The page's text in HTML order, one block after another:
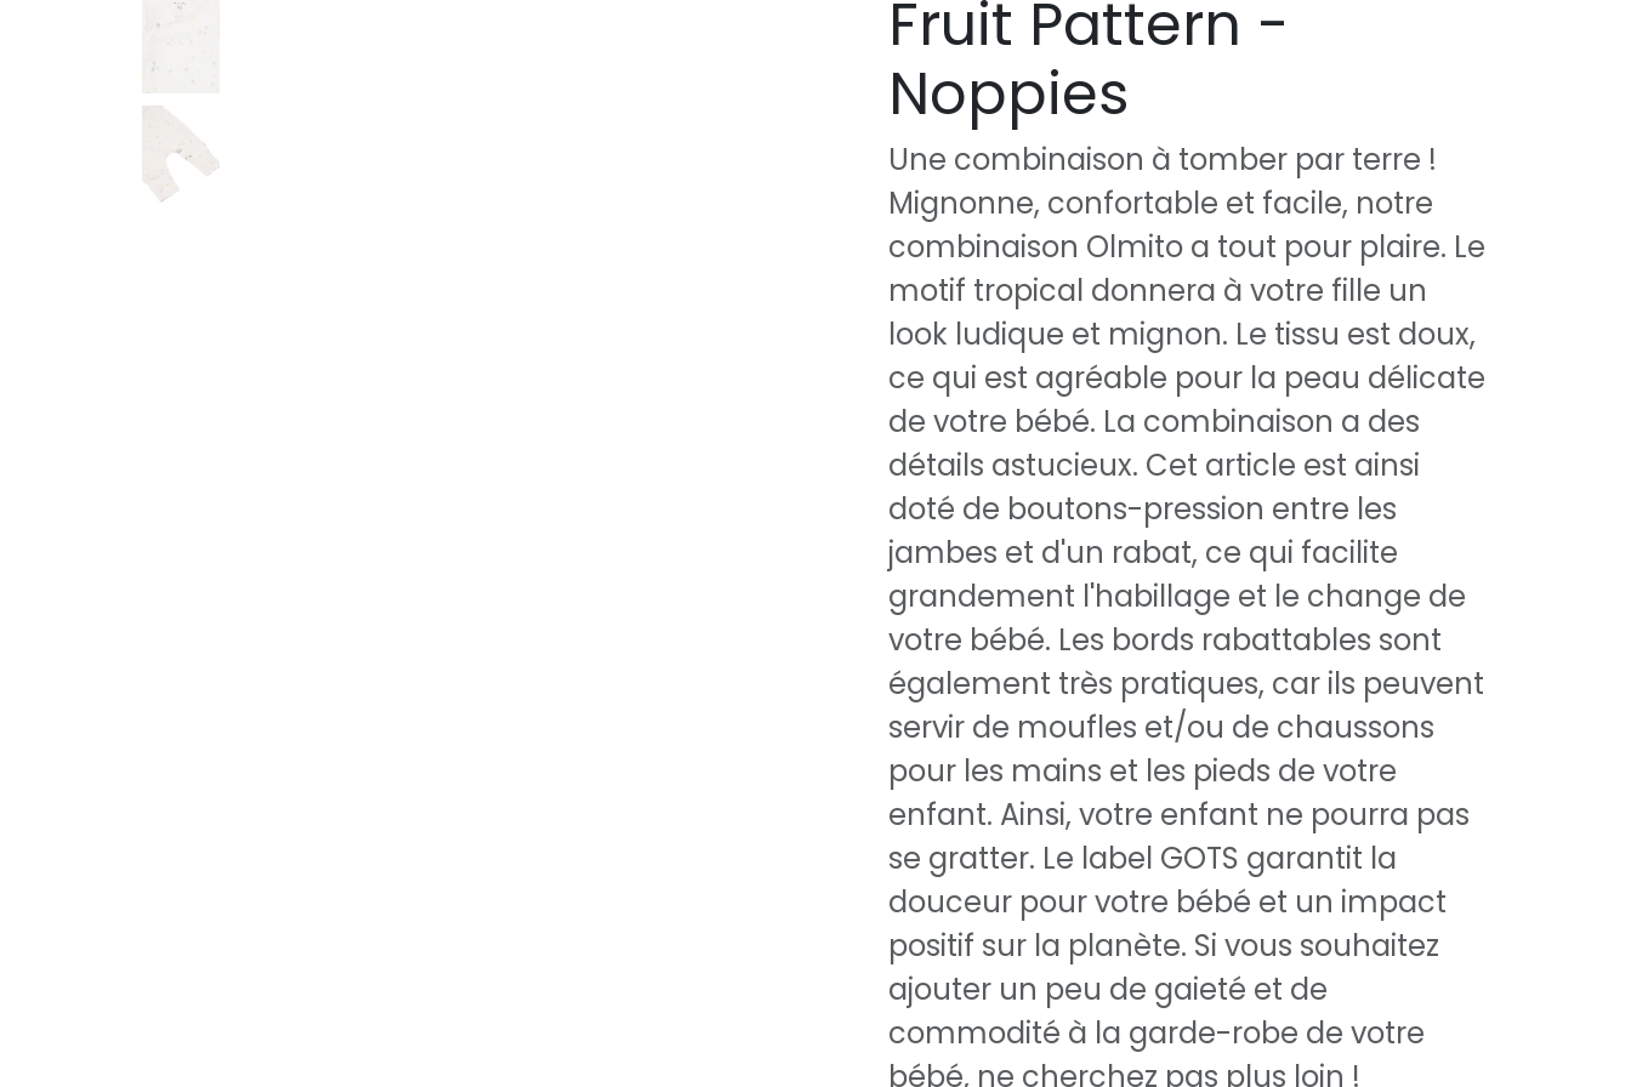
Fruit Pattern -
Noppies
Une combinaison à tomber par terre !
Mignonne, confortable et facile, notre
combinaison Olmito a tout pour plaire. Le
motif tropical donnera à votre fille un
look ludique et mignon. Le tissu est doux,
ce qui est agréable pour la peau délicate
de votre bébé. La combinaison a des
détails astucieux. Cet article est ainsi
doté de boutons-pression entre les
jambes et d'un rabat, ce qui facilite
grandement l'habillage et le change de
votre bébé. Les bords rabattables sont
également très pratiques, car ils peuvent
servir de moufles et/ou de chaussons
pour les mains et les pieds de votre
enfant. Ainsi, votre enfant ne pourra pas
se gratter. Le label GOTS garantit la
douceur pour votre bébé et un impact
positif sur la planète. Si vous souhaitez
ajouter un peu de gaieté et de
commodité à la garde-robe de votre
bébé, ne cherchez pas plus loin !